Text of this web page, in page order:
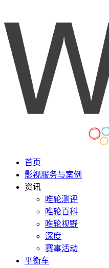
首页
影视服务与案例
资讯
唯轮测评
唯轮百科
唯轮视野
深度
赛事活动
平衡车